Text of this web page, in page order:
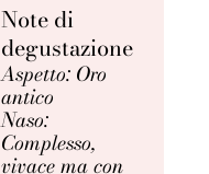
Note di
degustazione
Aspetto: Oro
antico
Naso:
Complesso,
vivace ma con